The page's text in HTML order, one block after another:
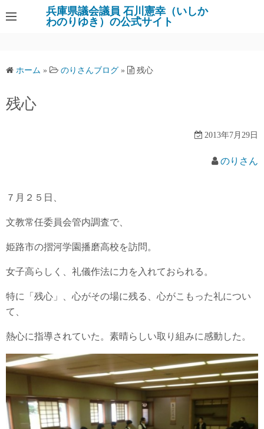
ン
ツ
ス
キ
兵庫県議会議員 石川憲幸（いしか
わのりゆき）の公式サイト
ホーム » のりさんブログ » 残心
残心
2013年7月29日
のりさん
７月２５日、
文教常任委員会管内調査で、
姫路市の摺河学園播磨高校を訪問。
女子高らしく、礼儀作法に力を入れておられる。
特に「残心」、心がその場に残る、心がこもった礼につい
て、
熱心に指導されていた。素晴らしい取り組みに感動した。